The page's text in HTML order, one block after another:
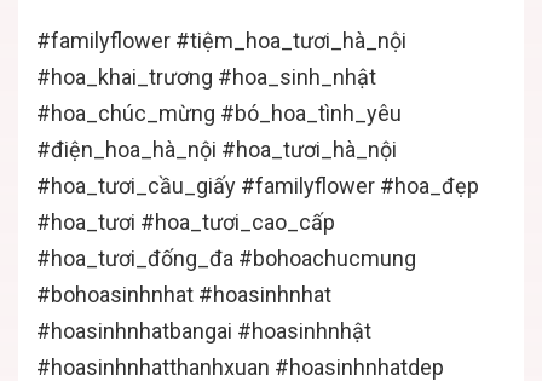
#familyflower #tiệm_hoa_tươi_hà_nội
#hoa_khai_trương #hoa_sinh_nhật
#hoa_chúc_mừng #bó_hoa_tình_yêu
#điện_hoa_hà_nội #hoa_tươi_hà_nội
#hoa_tươi_cầu_giấy #familyflower #hoa_đẹp
#hoa_tươi #hoa_tươi_cao_cấp
#hoa_tươi_đống_đa #bohoachucmung
#bohoasinhnhat #hoasinhnhat
#hoasinhnhatbangai #hoasinhnhật
#hoasinhnhatthanhxuan #hoasinhnhatdep